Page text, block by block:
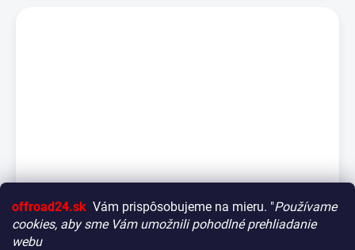
offroad24.sk Vám prispôsobujeme na mieru. "Používame
cookies, aby sme Vám umožnili pohodlné prehliadanie
webu